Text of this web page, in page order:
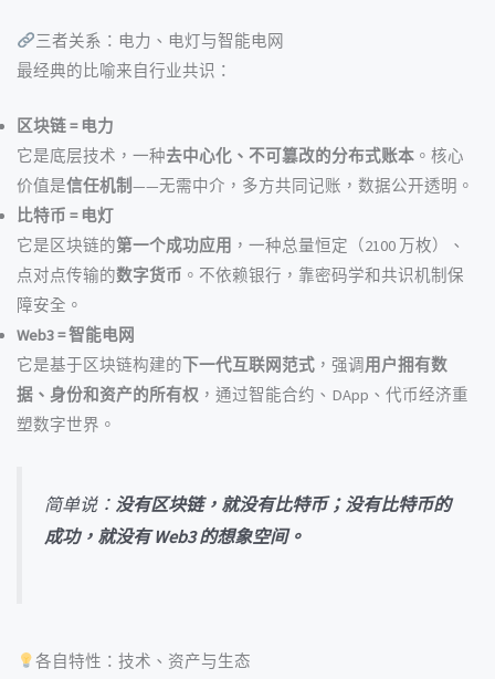
三者关系：电力、电灯与智能电网
最经典的比喻来自行业共识：
区块链 = 电力
它是底层技术，一种去中心化、不可篡改的分布式账本 。核心
价值是信任机制——无需中介，多方共同记账，数据公开透明。
比特币 = 电灯
它是区块链的第一个成功应用 ，一种总量恒定（2100 万枚）、
点对点传输的数字货币 。不依赖银行，靠密码学和共识机制保
障安全。
Web3 = 智能电网
它是基于区块链构建的下一代互联网范式 ，强调用户拥有数
据、身份和资产的所有权 ，通过智能合约、DApp、代币经济重
塑数字世界。
简单说： 没有区块链，就没有比特币；没有比特币的
成功，就没有 Web3 的想象空间。
各自特性：技术、资产与生态